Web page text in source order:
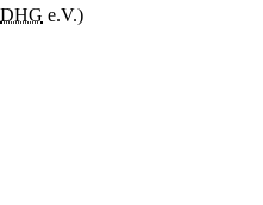
DHG e.V.)